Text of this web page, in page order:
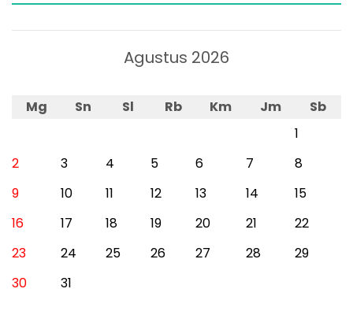
Agustus 2026
Mg Sn Sl Rb Km Jm
Sb
1
2
3 4 5 6 7
8
9
10 11 12 13 14
15
16
17 18 19 20 21
22
23
24 25 26 27 28
29
30
31